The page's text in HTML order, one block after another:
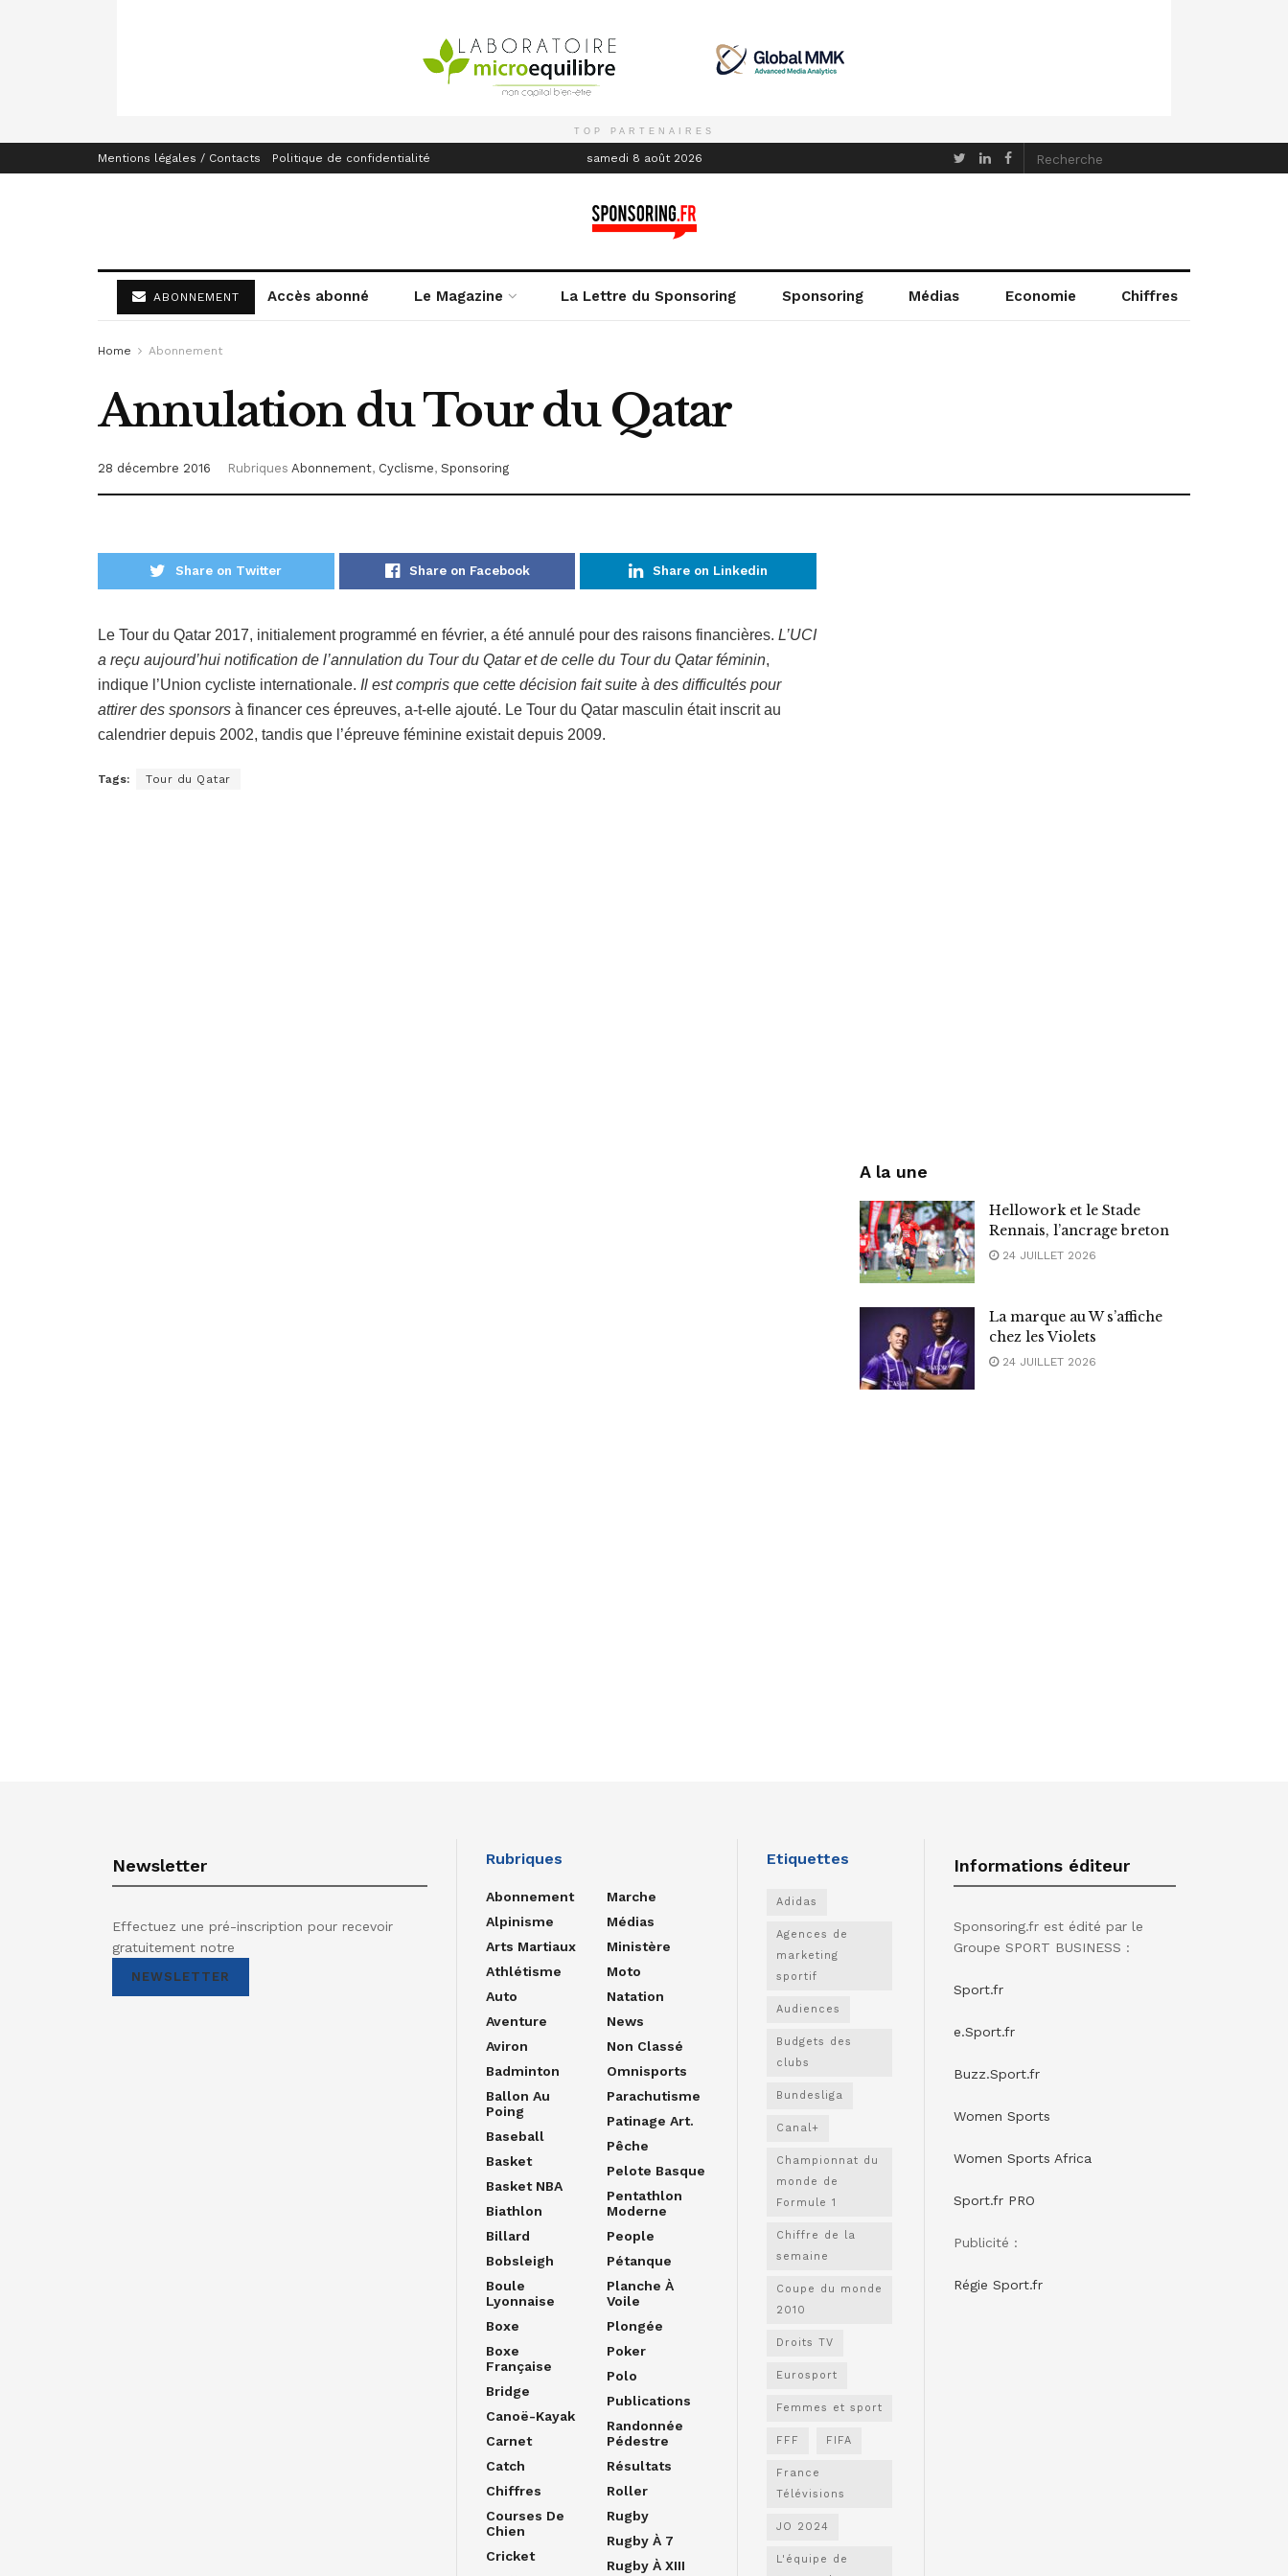
TOP PARTENAIRES
Mentions légales / Contacts Politique de confidentialité samedi 8 août 2026
ABONNEMENT Accès abonné Le Magazine La Lettre du Sponsoring Sponsoring Médias Economie Chiffres
Home Abonnement
Annulation du Tour du Qatar
28 décembre 2016 Rubriques Abonnement, Cyclisme, Sponsoring
Share on Twitter Share on Facebook Share on Linkedin
Le Tour du Qatar 2017, initialement programmé en février, a été annulé pour des raisons financières. L’UCI
a reçu aujourd’hui notification de l’annulation du Tour du Qatar et de celle du Tour du Qatar féminin,
indique l’Union cycliste internationale. Il est compris que cette décision fait suite à des difficultés pour
attirer des sponsors à financer ces épreuves, a-t-elle ajouté. Le Tour du Qatar masculin était inscrit au
calendrier depuis 2002, tandis que l’épreuve féminine existait depuis 2009.
Tags: Tour du Qatar
A la une
Hellowork et le Stade
Rennais, l’ancrage breton
24 JUILLET 2026
La marque au W s’affiche
chez les Violets
24 JUILLET 2026
Newsletter
Effectuez une pré-inscription pour recevoir
gratuitement notre
NEWSLETTER
Rubriques
Abonnement
Alpinisme
Arts Martiaux
Athlétisme
Auto
Aventure
Aviron
Badminton
Ballon Au
Poing
Baseball
Basket
Basket NBA
Biathlon
Billard
Bobsleigh
Boule
Lyonnaise
Boxe
Boxe
Française
Bridge
Canoë-Kayak
Carnet
Catch
Chiffres
Courses De
Chien
Cricket
Marche
Médias
Ministère
Moto
Natation
News
Non Classé
Omnisports
Parachutisme
Patinage Art.
Pêche
Pelote Basque
Pentathlon
Moderne
People
Pétanque
Planche À
Voile
Plongée
Poker
Polo
Publications
Randonnée
Pédestre
Résultats
Roller
Rugby
Rugby À 7
Rugby À XIII
Etiquettes
Adidas
Agences de
marketing
sportif
Audiences
Budgets des
clubs
Bundesliga
Canal+
Championnat du
monde de
Formule 1
Chiffre de la
semaine
Coupe du monde
2010
Droits TV
Eurosport
Femmes et sport
FFF FIFA
France
Télévisions
JO 2024
L'équipe de
Informations éditeur
Sponsoring.fr est édité par le
Groupe SPORT BUSINESS :
Sport.fr
e.Sport.fr
Buzz.Sport.fr
Women Sports
Women Sports Africa
Sport.fr PRO
Publicité :
Régie Sport.fr